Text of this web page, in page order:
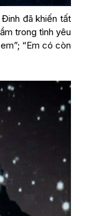
đã khiến tất
trong tình yêu
“Em có còn